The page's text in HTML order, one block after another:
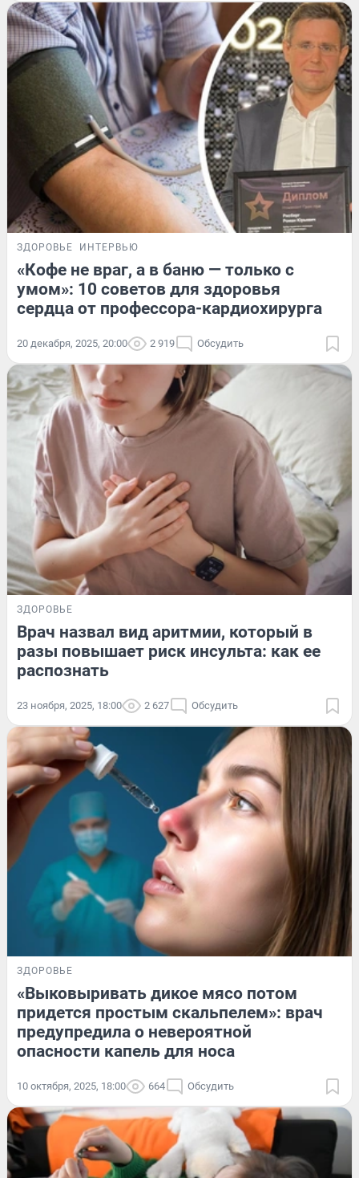
ЗДОРОВЬЕ ИНТЕРВЬЮ
«Кофе не враг, а в баню — только с
умом»: 10 советов для здоровья
сердца от профессора-кардиохирурга
20 декабря, 2025, 20:00 2 919 Обсудить
ЗДОРОВЬЕ
Врач назвал вид аритмии, который в
разы повышает риск инсульта: как ее
распознать
23 ноября, 2025, 18:00 2 627 Обсудить
ЗДОРОВЬЕ
«Выковыривать дикое мясо потом
придется простым скальпелем»: врач
предупредила о невероятной
опасности капель для носа
10 октября, 2025, 18:00 664 Обсудить